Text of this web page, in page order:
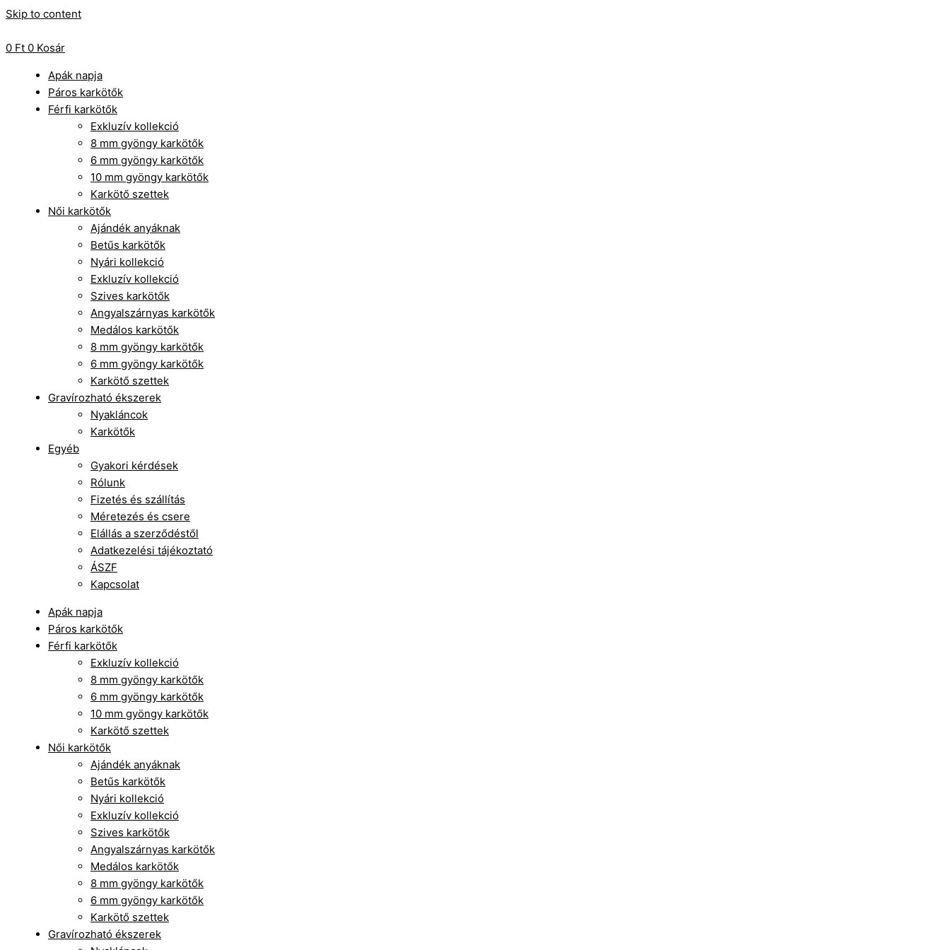
Skip to content
0 Ft 0 Kosár
Apák napja
Páros karkötők
Férfi karkötők
Exkluzív kollekció
8 mm gyöngy karkötők
6 mm gyöngy karkötők
10 mm gyöngy karkötők
Karkötő szettek
Női karkötők
Ajándék anyáknak
Betűs karkötők
Nyári kollekció
Exkluzív kollekció
Szives karkötők
Angyalszárnyas karkötők
Medálos karkötők
8 mm gyöngy karkötők
6 mm gyöngy karkötők
Karkötő szettek
Gravírozható ékszerek
Nyakláncok
Karkötők
Egyéb
Gyakori kérdések
Rólunk
Fizetés és szállítás
Méretezés és csere
Elállás a szerződéstől
Adatkezelési tájékoztató
ÁSZF
Kapcsolat
Apák napja
Páros karkötők
Férfi karkötők
Exkluzív kollekció
8 mm gyöngy karkötők
6 mm gyöngy karkötők
10 mm gyöngy karkötők
Karkötő szettek
Női karkötők
Ajándék anyáknak
Betűs karkötők
Nyári kollekció
Exkluzív kollekció
Szives karkötők
Angyalszárnyas karkötők
Medálos karkötők
8 mm gyöngy karkötők
6 mm gyöngy karkötők
Karkötő szettek
Gravírozható ékszerek